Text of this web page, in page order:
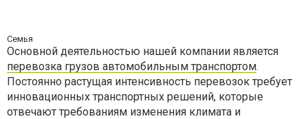
Семья
Основной деятельностью нашей компании является
перевозка грузов автомобильным транспортом.
Постоянно растущая интенсивность перевозок требует
инновационных транспортных решений, которые
отвечают требованиям изменения климата и